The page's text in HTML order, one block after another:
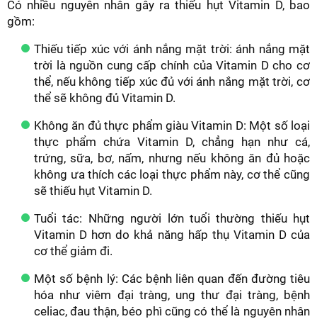
Có nhiều nguyên nhân gây ra thiếu hụt Vitamin D, bao
gồm:
Thiếu tiếp xúc với ánh nắng mặt trời: ánh nắng mặt
trời là nguồn cung cấp chính của Vitamin D cho cơ
thể, nếu không tiếp xúc đủ với ánh nắng mặt trời, cơ
thể sẽ không đủ Vitamin D.
Không ăn đủ thực phẩm giàu Vitamin D: Một số loại
thực phẩm chứa Vitamin D, chẳng hạn như cá,
trứng, sữa, bơ, nấm, nhưng nếu không ăn đủ hoặc
không ưa thích các loại thực phẩm này, cơ thể cũng
sẽ thiếu hụt Vitamin D.
Tuổi tác: Những người lớn tuổi thường thiếu hụt
Vitamin D hơn do khả năng hấp thụ Vitamin D của
cơ thể giảm đi.
Một số bệnh lý: Các bệnh liên quan đến đường tiêu
hóa như viêm đại tràng, ung thư đại tràng, bệnh
celiac, đau thận, béo phì cũng có thể là nguyên nhân